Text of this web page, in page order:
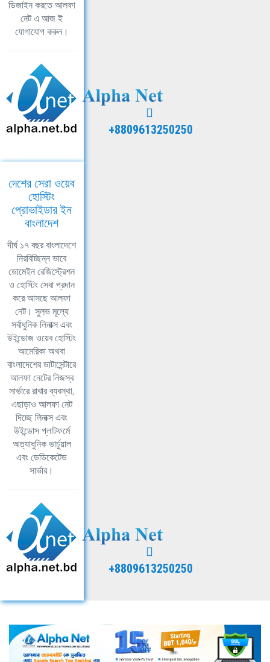
ডিজাইন করতে আলফা
নেট এ আজ ই
যোগাযোগ করুন।
+8809613250250
দেশের সেরা ওয়েব
হোস্টিং
প্রোভাইডার ইন
বাংলাদেশ
দীর্ঘ ১৭ বছর বাংলাদেশে
নিরবিচ্ছিন্ন ভাবে
ডোমেইন রেজিস্ট্রেশন
ও হোস্টিং সেবা প্রদান
করে আসছে আলফা
নেট। সুলভ মূল্যে
সর্বাধুনিক লিনাক্স এবং
উইন্ডোজ ওয়েব হোস্টিং
আমেরিকা অথবা
বাংলাদেশের ডাটাসেন্টারে
আলফা নেটের নিজস্ব
সার্ভারে রাখার ব্যবস্থা,
এছাড়াও আলফা নেট
দিচ্ছে লিনাক্স এবং
উইন্ডোস প্লাটফর্মে
অত্যাধুনিক ভার্চুয়াল
এবং ডেডিকেটেড
সার্ভার।
+8809613250250